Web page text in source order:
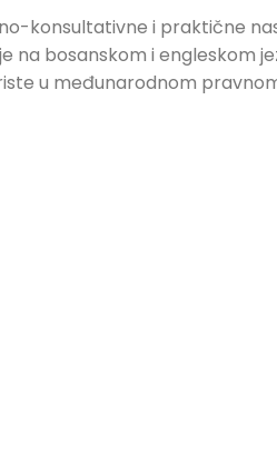
konsultativne i praktične
bosanskom i engleskom
u međunarodnom